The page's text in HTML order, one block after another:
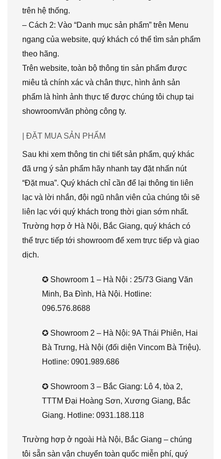
trên hệ thống.
– Cách 2: Vào “Danh mục sản phẩm” trên Menu
ngang của website, quý khách có thể tìm sản phẩm
theo hãng.
Trên website, toàn bộ thông tin sản phẩm được
miêu tả chính xác và chân thực, hình ảnh sản
phẩm là hình ảnh thực tế được chúng tôi chụp tại
showroom/văn phòng công ty.
| ĐẶT MUA SẢN PHẨM
Sau khi xem thông tin chi tiết sản phẩm, quý khác
đã ưng ý sản phẩm hãy nhanh tay đặt nhấn nút
“Đặt mua”. Quý khách chỉ cần để lại thông tin liên
lạc và lời nhắn, đội ngũ nhân viên của chúng tôi sẽ
liên lạc với quý khách trong thời gian sớm nhất.
Trường hợp ở Hà Nội, Bắc Giang, quý khách có
thể trực tiếp tới showroom để xem trực tiếp và giao
dịch.
✪ Showroom 1 – Hà Nội : 25/73 Giang Văn
Minh, Ba Đình, Hà Nội. Hotline:
096.576.8688
✪ Showroom 2 – Hà Nội: 9A Thái Phiên, Hai
Bà Trưng, Hà Nội (đối diện Vincom Bà Triệu).
Hotline: 0901.989.686
✪ Showroom 3 – Bắc Giang: Lô 4, tòa 2,
TTTM Đại Hoàng Sơn, Xương Giang, Bắc
Giang. Hotline: 0931.188.118
Trường hợp ở ngoài Hà Nội, Bắc Giang – chúng
tôi sẵn sàn vận chuyển toàn quốc miễn phí, quý